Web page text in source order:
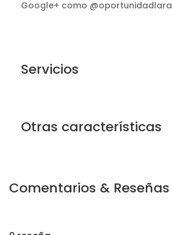
Google+ como @oportunidadlara
Servicios
Otras características
Comentarios & Reseñas